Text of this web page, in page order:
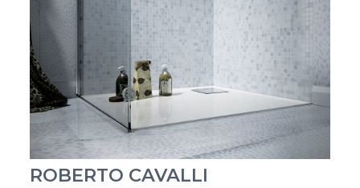
ROBERTO CAVALLI